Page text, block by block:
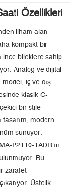
Özellikleri
ilham alan
kompakt bir
ince bileklere sahip
Analog ve dijital
iç ve dış
klasik G-
çekici bir stile
tasarım, modern
sunuyor.
P2110-1ADR’ın
Bu
zarafet
Üstelik